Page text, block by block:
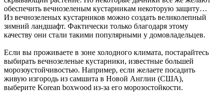
обеспечить вечнозеленым кустарникам некоторую защиту…
Из вечнозеленых кустарников можно создать великолепный
зимний ландшафт. Фактически только благодаря этому
качеству они стали такими популярными у домовладельцев.
Если вы проживаете в зоне холодного климата, постарайтесь
выбирать вечнозеленые кустарники, известные большей
морозоустойчивостью. Например, если желаете посадить
живую изгородь из самшита в Новой Англии (США),
выберите Korean boxwood из-за его морозостойкости.